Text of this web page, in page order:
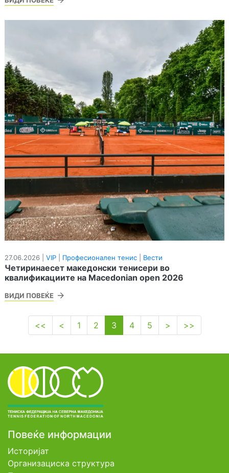
27.06.2026 | VIP Професионален тенис Вести
Четиринаесет македонски тенисери во
квалификациите на Macedonian open 2026
ВИДИ ПОВЕЌЕ
<< < 1 2 3 4 5 > >>
Повеќе информации
Историјат
Организациска структура